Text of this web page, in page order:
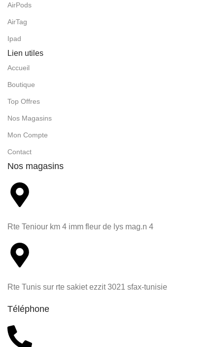
AirPods
AirTag
Ipad
Lien utiles
Accueil
Boutique
Top Offres
Nos Magasins
Mon Compte
Contact
Nos magasins
Rte Teniour km 4 imm fleur de lys mag.n 4
Rte Tunis sur rte sakiet ezzit 3021 sfax-tunisie
Téléphone